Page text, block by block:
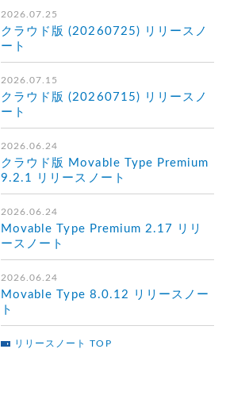
2026.07.25
クラウド版 (20260725) リリースノ
ート
2026.07.15
クラウド版 (20260715) リリースノ
ート
2026.06.24
クラウド版 Movable Type Premium
9.2.1 リリースノート
2026.06.24
Movable Type Premium 2.17 リリ
ースノート
2026.06.24
Movable Type 8.0.12 リリースノー
ト
リリースノート TOP